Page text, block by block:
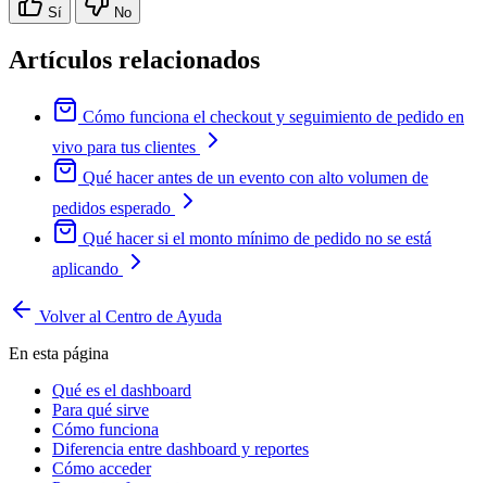
Sí No
Artículos relacionados
Cómo funciona el checkout y seguimiento de pedido en
vivo para tus clientes
Qué hacer antes de un evento con alto volumen de
pedidos esperado
Qué hacer si el monto mínimo de pedido no se está
aplicando
Volver al Centro de Ayuda
En esta página
Qué es el dashboard
Para qué sirve
Cómo funciona
Diferencia entre dashboard y reportes
Cómo acceder